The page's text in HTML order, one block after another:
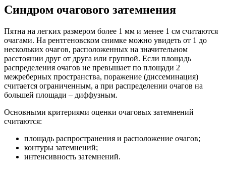
Синдром очагового затемнения
Пятна на легких размером более 1 мм и менее 1 см считаются
очагами. На рентгеновском снимке можно увидеть от 1 до
нескольких очагов, расположенных на значительном
расстоянии друг от друга или группой. Если площадь
распределения очагов не превышает по площади 2
межреберных пространства, поражение (диссеминация)
считается ограниченным, а при распределении очагов на
большей площади – диффузным.
Основными критериями оценки очаговых затемнений
считаются:
площадь распространения и расположение очагов;
контуры затемнений;
интенсивность затемнений.